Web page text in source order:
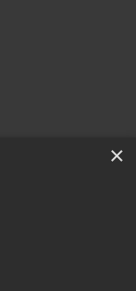
×